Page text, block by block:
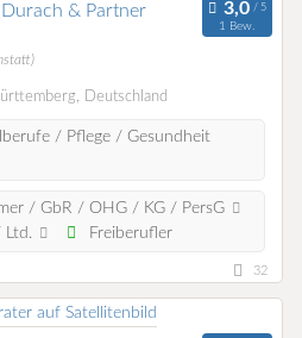
& Partner
1 Bew.
Deutschland
/ Pflege / Gesundheit
/ GbR / OHG / KG / PersG
Ltd.
Freiberufler
32